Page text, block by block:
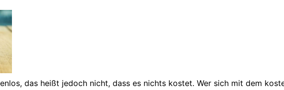
das heißt jedoch nicht, dass es nichts kostet. Wer sich mit dem